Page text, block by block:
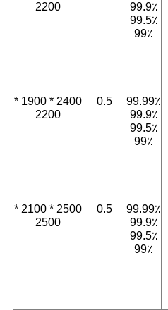
99.9٪
99.5٪
99٪
2200
99.99٪
99.9٪
99.5٪
99٪
0.5
2400 * 1900 *
2200
99.99٪
99.9٪
99.5٪
99٪
0.5
2500 * 2100 *
2500